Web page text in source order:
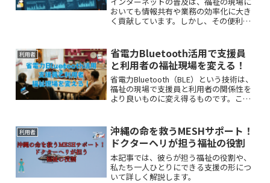
おいても情報共有や業務の効率化に大き
く貢献しています。しかし、その便利さ
サイバー攻撃について仕組みと対策を解
説します。
利用者
省電力Bluetooth活用で支援員
と利用者の福祉現場を変える！
省電力Bluetooth（BLE）という技術は、
福祉の現場で支援員と利用者の関係性を
より良いものに変え得るものです。この
用例を交えながら詳しく解説していきま
す。
利用者
沖縄の命を救うMESHサポート！
ドクターヘリが担う福祉の役割
本記事では、彼らが担う福祉の役割や、
私たち一人ひとりにできる支援の形につ
いて詳しく解説します。